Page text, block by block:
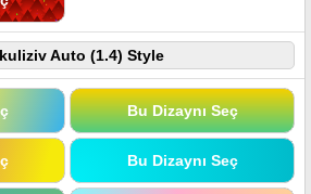
Auto (1.4) Style
Bu Dizaynı Seç
Bu Dizaynı Seç